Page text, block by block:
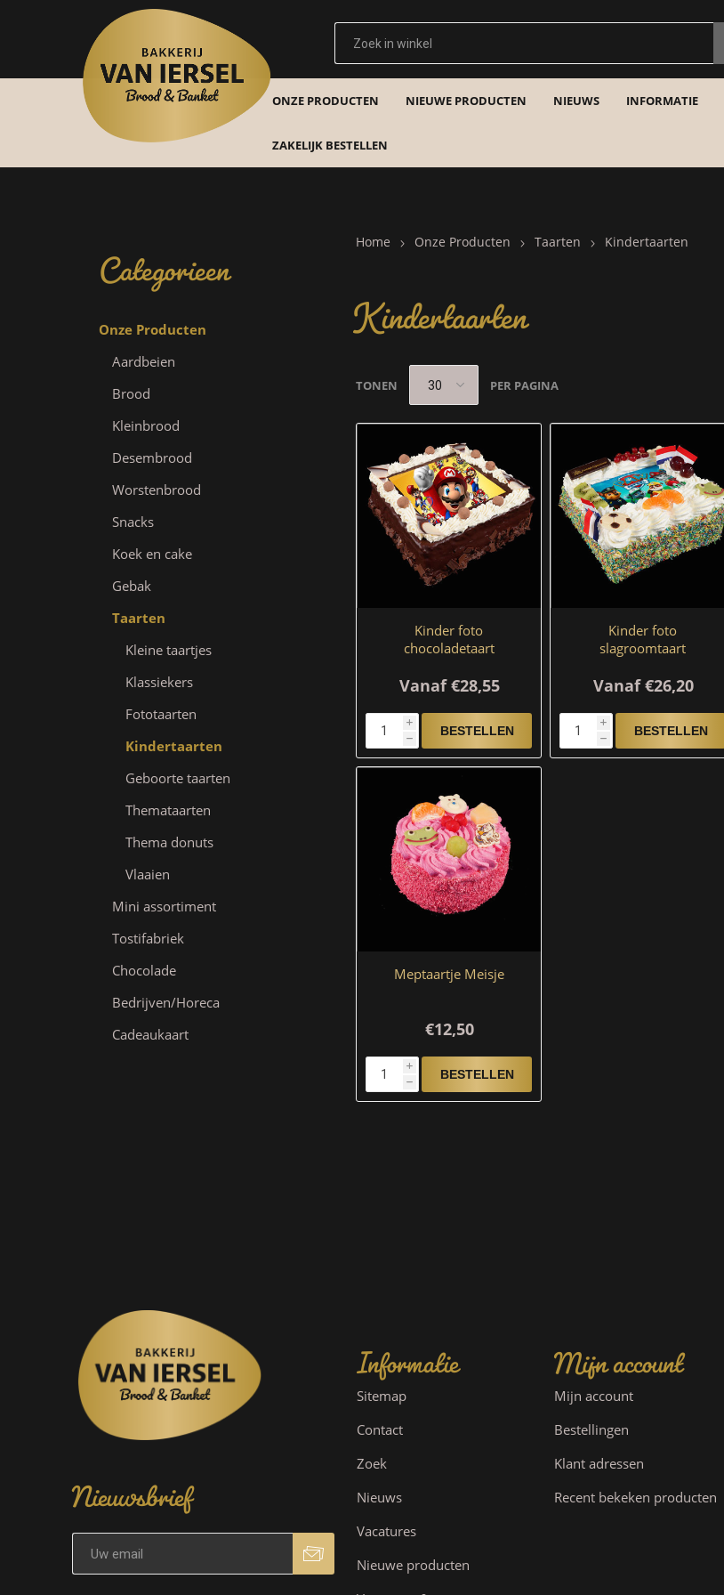
ONZE PRODUCTEN NIEUWE PRODUCTEN NIEUWS INFORMATIE
ZAKELIJK BESTELLEN
Home Onze Producten Taarten Kindertaarten
Kindertaarten
TONEN PER PAGINA
Kinder foto
chocoladetaart
Vanaf €28,55
i
h
Kinder foto
slagroomtaart
Vanaf €26,20
i
h
Meptaartje Meisje
€12,50
i
h
Categorieen
Onze Producten
Aardbeien
Brood
Kleinbrood
Desembrood
Worstenbrood
Snacks
Koek en cake
Gebak
Taarten
Kleine taartjes
Klassiekers
Fototaarten
Kindertaarten
Geboorte taarten
Themataarten
Thema donuts
Vlaaien
Mini assortiment
Tostifabriek
Chocolade
Bedrijven/Horeca
Cadeaukaart
Nieuwsbrief
Informatie
Sitemap
Contact
Zoek
Nieuws
Vacatures
Nieuwe producten
Mijn account
Mijn account
Bestellingen
Klant adressen
Recent bekeken producten